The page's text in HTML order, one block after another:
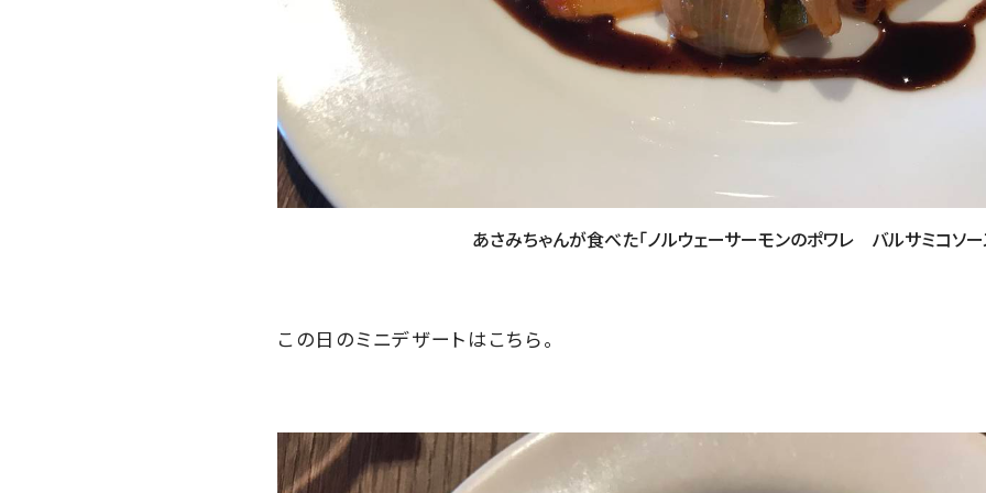
あさみちゃんが食べた「ノルウェーサーモンのポワレ バルサミコソー
この日のミニデザートはこちら。